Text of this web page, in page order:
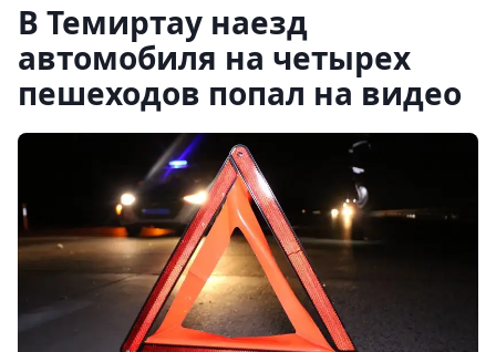
В Темиртау наезд
автомобиля на четырех
пешеходов попал на видео